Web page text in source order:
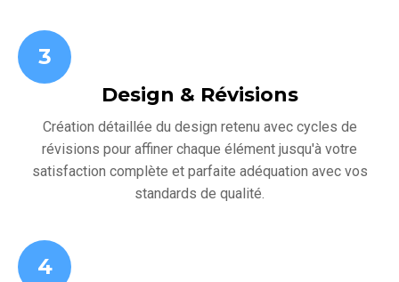
3
Design & Révisions
Création détaillée du design retenu avec cycles de
révisions pour affiner chaque élément jusqu'à votre
satisfaction complète et parfaite adéquation avec vos
standards de qualité.
4